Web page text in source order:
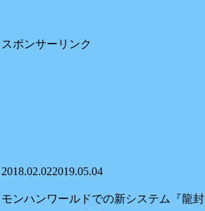
スポンサーリンク
2018.02.022019.05.04
モンハンワールドでの新システム『龍封